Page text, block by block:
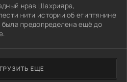
нрав Шахрияра,
нити истории об египтянине
была предопределена ещё до
ЕЩЕ